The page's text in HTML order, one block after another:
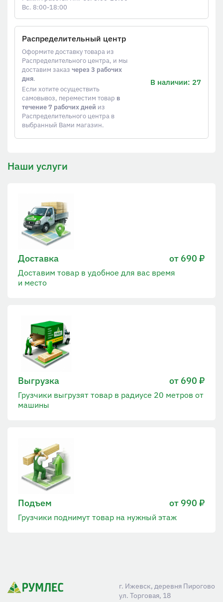
Вс. 8:00-18:00
Распределительный центр
Оформите доставку товара из
Распределительного центра, и мы
доставим заказ через 3 рабочих
дня.
Если хотите осуществить
самовывоз, переместим товар в
течение 7 рабочих дней из
Распределительного центра в
выбранный Вами магазин.
В наличии: 27
Наши услуги
Доставка от 690 ₽
Доставим товар в удобное для вас время
и место
Выгрузка от 690 ₽
Грузчики выгрузят товар в радиусе 20 метров от
машины
Подъем от 990 ₽
Грузчики поднимут товар на нужный этаж
г. Ижевск, деревня Пирогово
ул. Торговая, 18